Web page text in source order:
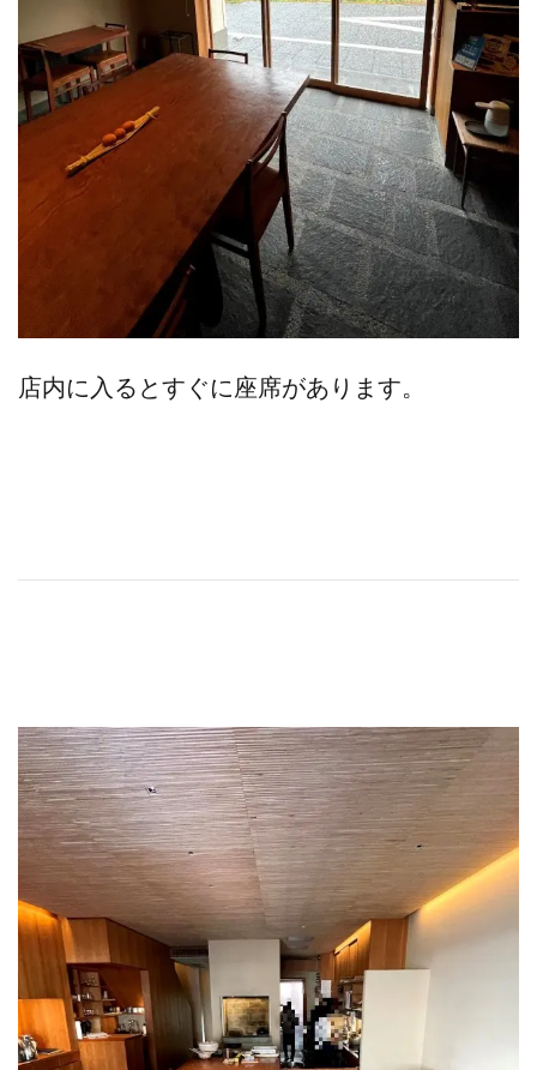
店内に入るとすぐに座席があります。